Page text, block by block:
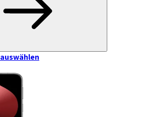
auswählen